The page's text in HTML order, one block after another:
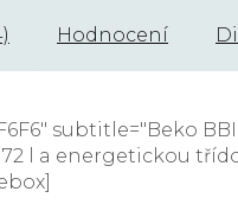
Hodnocení
subtitle="Beko
l a energetickou